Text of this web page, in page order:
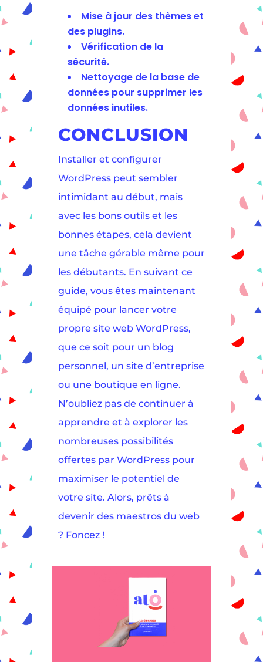
Mise à jour des thèmes et
des plugins.
Vérification de la
sécurité.
Nettoyage de la base de
données pour supprimer les
données inutiles.
CONCLUSION
Installer et configurer
WordPress peut sembler
intimidant au début, mais
avec les bons outils et les
bonnes étapes, cela devient
une tâche gérable même pour
les débutants. En suivant ce
guide, vous êtes maintenant
équipé pour lancer votre
propre site web WordPress,
que ce soit pour un blog
personnel, un site d’entreprise
ou une boutique en ligne.
N’oubliez pas de continuer à
apprendre et à explorer les
nombreuses possibilités
offertes par WordPress pour
maximiser le potentiel de
votre site. Alors, prêts à
devenir des maestros du web
? Foncez !